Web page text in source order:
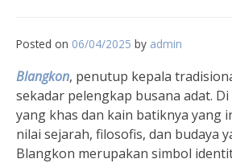
Posted on 06/04/2025 by admin
Blangkon, penutup kepala
sekadar pelengkap busana adat.
yang khas dan kain batiknya yang
nilai sejarah, filosofis, dan budaya
Blangkon merupakan simbol